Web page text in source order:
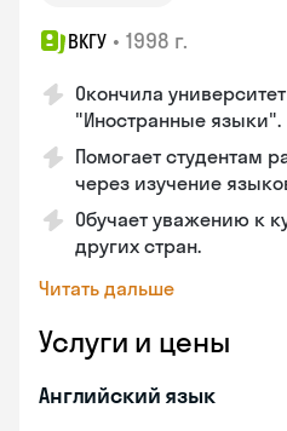
ВКГУ • 1998 г.
Окончила
"Иностранные языки".
Помогает студентам
через изучение
Обучает уважению к
других стран.
Читать дальше
Услуги и цены
Английский язык